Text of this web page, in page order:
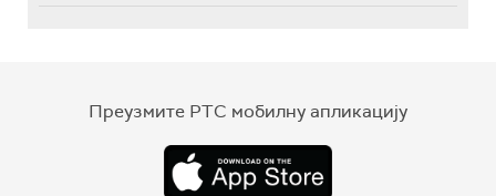
Преузмите РТС мобилну апликацију